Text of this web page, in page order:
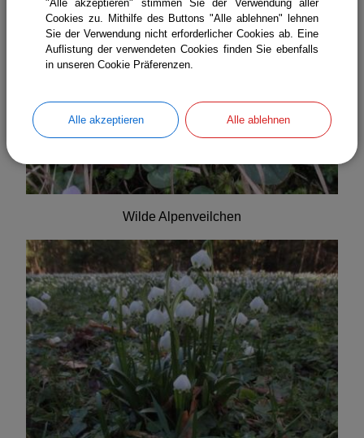
Wilde Alpenveilchen
"Alle akzeptieren" stimmen Sie der Verwendung aller
Cookies zu. Mithilfe des Buttons "Alle ablehnen" lehnen
Sie der Verwendung nicht erforderlicher Cookies ab. Eine
Auflistung der verwendeten Cookies finden Sie ebenfalls
in unseren Cookie Präferenzen.
Alle akzeptieren Alle ablehnen